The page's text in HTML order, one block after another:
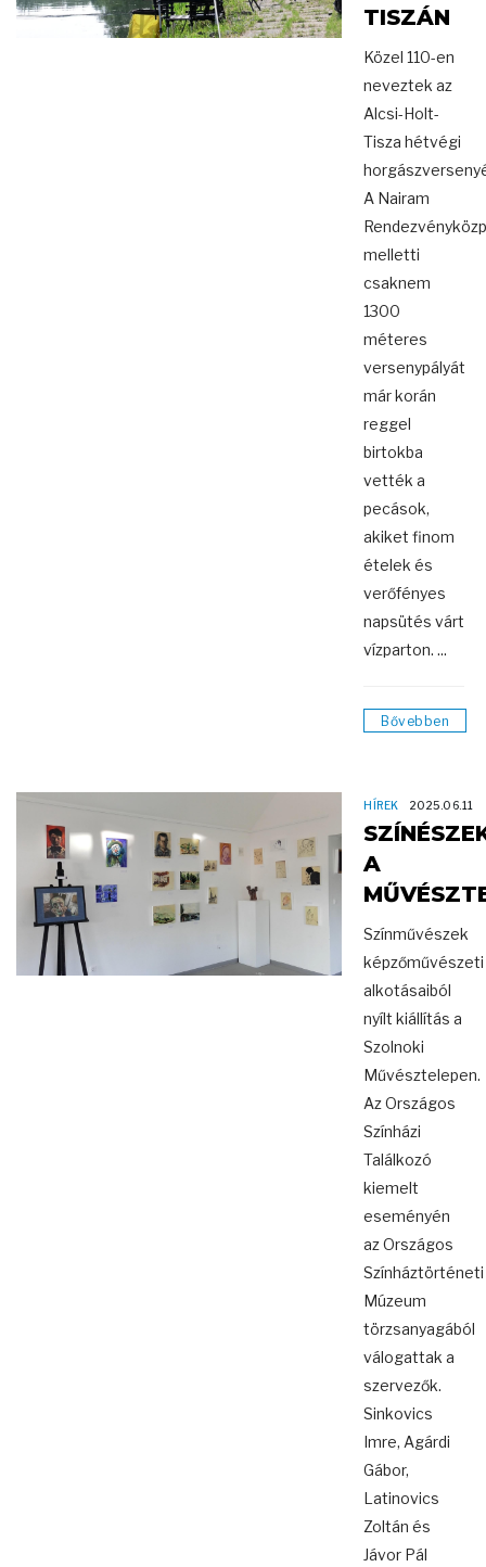
TISZÁN
Közel 110-en
neveztek az
Alcsi-Holt-
Tisza hétvégi
A Nairam
melletti
csaknem
1300
méteres
versenypályát
már korán
reggel
birtokba
vették a
pecások,
akiket finom
ételek és
verőfényes
napsütés várt
vízparton. ...
Bővebben
HÍREK 2025.06.11
A
Színművészek
képzőművészeti
alkotásaiból
nyílt kiállítás a
Szolnoki
Művésztelepen.
Az Országos
Színházi
Találkozó
kiemelt
eseményén
az Országos
Színháztörténeti
Múzeum
törzsanyagából
válogattak a
szervezők.
Sinkovics
Imre, Agárdi
Gábor,
Latinovics
Zoltán és
Jávor Pál